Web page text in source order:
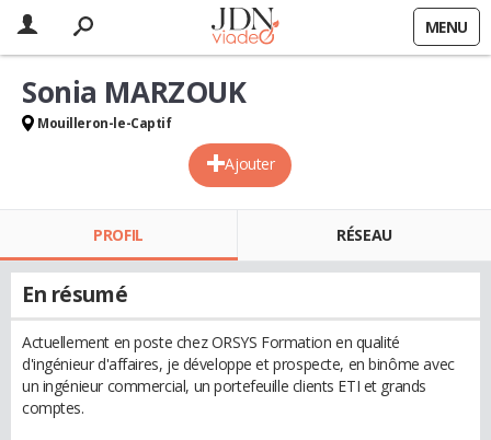
MENU
Ajouter
Sonia MARZOUK
Mouilleron-le-Captif
PROFIL RÉSEAU
En résumé
Actuellement en poste chez ORSYS Formation en qualité
d'ingénieur d'affaires, je développe et prospecte, en binôme avec
un ingénieur commercial, un portefeuille clients ETI et grands
comptes.